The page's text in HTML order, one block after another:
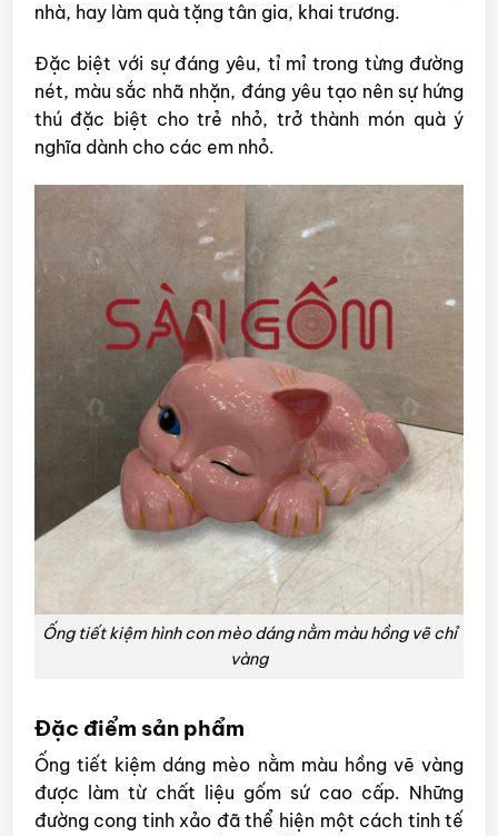
nhà, hay làm quà tặng tân gia, khai trương.
Đặc biệt với sự đáng yêu, tỉ mỉ trong từng đường
nét, màu sắc nhã nhặn, đáng yêu tạo nên sự hứng
thú đặc biệt cho trẻ nhỏ, trở thành món quà ý
nghĩa dành cho các em nhỏ.
Ống tiết kiệm hình con mèo dáng nằm màu hồng vẽ chỉ
vàng
Đặc điểm sản phẩm
Ống tiết kiệm dáng mèo nằm màu hồng vẽ vàng
được làm từ chất liệu gốm sứ cao cấp. Những
đường cong tinh xảo đã thể hiện một cách tinh tế